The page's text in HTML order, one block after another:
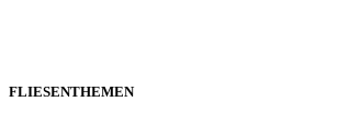
FLIESENTHEMEN